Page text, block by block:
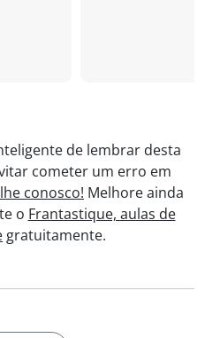
de lembrar desta
cometer um erro em
conosco! Melhore ainda
o Frantastique, aulas de
gratuitamente.